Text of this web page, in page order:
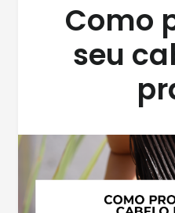
Como
seu